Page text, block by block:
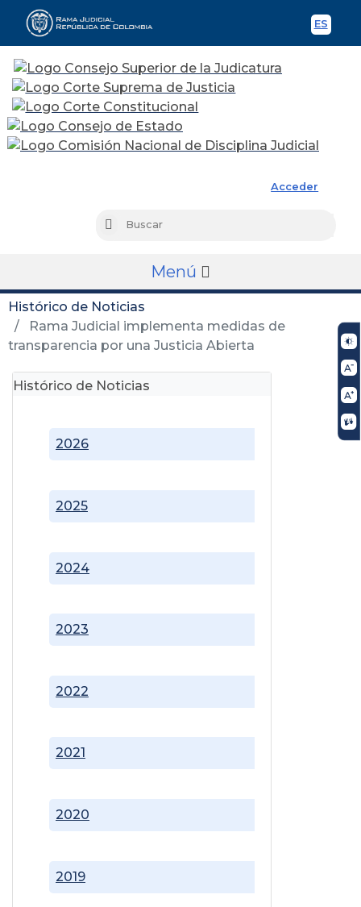
ES
Acceder
Buscar
Menú
Histórico de Noticias
Rama Judicial implementa medidas de
transparencia por una Justicia Abierta
Histórico de Noticias
2019
2020
2021
2022
2023
2024
2025
2026